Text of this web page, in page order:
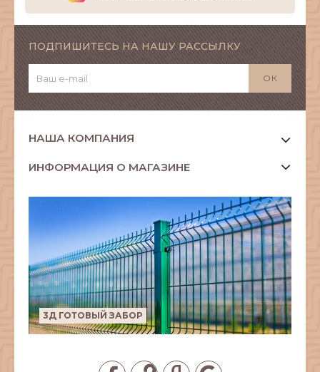
ПОДПИШИТЕСЬ НА НАШУ РАССЫЛКУ
НАША КОМПАНИЯ
ИНФОРМАЦИЯ О МАГАЗИНЕ
3Д ГОТОВЫЙ ЗАБОР